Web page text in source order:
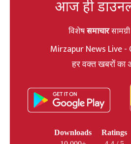
आज ही
विशेषसमाचार
Mirzapur News Live -
हर वक्त खबरों
Downloads
Ratings